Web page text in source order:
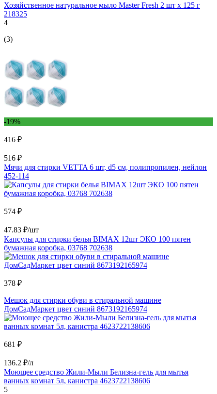
Хозяйственное натуральное мыло Master Fresh 2 шт x 125 г
218325
4
(3)
-19%
416 ₽
516 ₽
Мячи для стирки VETTA 6 шт, d5 см, полипропилен, нейлон
452-114
574 ₽
47.83 ₽/шт
Капсулы для стирки белья BIMAX 12шт ЭКО 100 пятен
бумажная коробка, 03768 702638
378 ₽
Мешок для стирки обуви в стиральной машине
ДомСадМаркет цвет синий 8673192165974
681 ₽
136.2 ₽/л
Моющее средство Жили-Мыли Белизна-гель для мытья
ванных комнат 5л, канистра 4623722138606
5